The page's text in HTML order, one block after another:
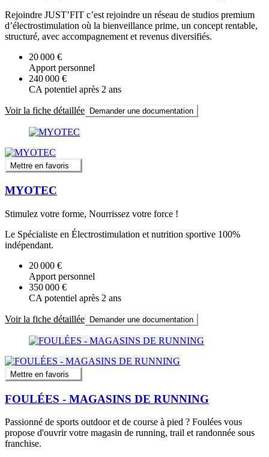
Rejoindre JUST’FIT c’est rejoindre un réseau de studios premium
d’électrostimulation où la bienveillance prime, un concept rentable,
structuré, avec accompagnement et revenus diversifiés.
20 000 €
Apport personnel
240 000 €
CA potentiel après 2 ans
Voir la fiche détaillée Demander une documentation
Mettre en favoris
MYOTEC
Stimulez votre forme, Nourrissez votre force !
Le Spécialiste en Électrostimulation et nutrition sportive 100%
indépendant.
20 000 €
Apport personnel
350 000 €
CA potentiel après 2 ans
Voir la fiche détaillée Demander une documentation
Mettre en favoris
FOULÉES - MAGASINS DE RUNNING
Passionné de sports outdoor et de course à pied ? Foulées vous
propose d'ouvrir votre magasin de running, trail et randonnée sous
franchise.